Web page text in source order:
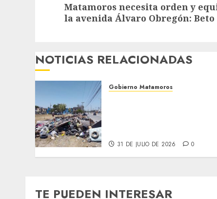
entrada:
Matamoros necesita orden y
la avenida Álvaro Obregón: Beto
NOTICIAS RELACIONADAS
Gobierno Matamoros
31 DE JULIO DE 2026 0
TE PUEDEN INTERESAR